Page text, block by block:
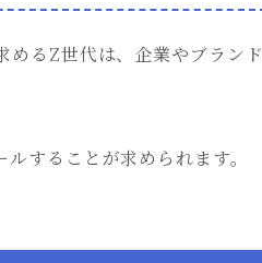
めるZ世代は、企業やブランド
することが求められます。